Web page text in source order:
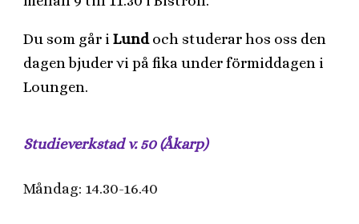
Du som går iLundoch studerar hos oss den
dagen bjuder vi på fika under förmiddagen i
Loungen.
Studieverkstad v. 50 (Åkarp)
Måndag: 14.30-16.40